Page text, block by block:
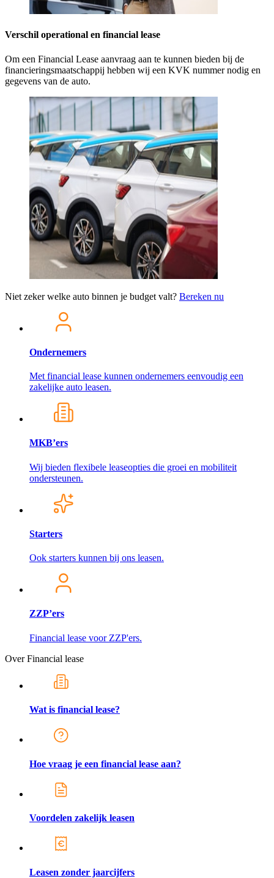
Verschil operational en financial lease
Om een Financial Lease aanvraag aan te kunnen bieden bij de
financieringsmaatschappij hebben wij een KVK nummer nodig en
gegevens van de auto.
Niet zeker welke auto binnen je budget valt? Bereken nu
Ondernemers
Met financial lease kunnen ondernemers eenvoudig een
zakelijke auto leasen.
MKB’ers
Wij bieden flexibele leaseopties die groei en mobiliteit
ondersteunen.
Starters
Ook starters kunnen bij ons leasen.
ZZP’ers
Financial lease voor ZZP'ers.
Over Financial lease
Wat is financial lease?
Hoe vraag je een financial lease aan?
Voordelen zakelijk leasen
Leasen zonder jaarcijfers